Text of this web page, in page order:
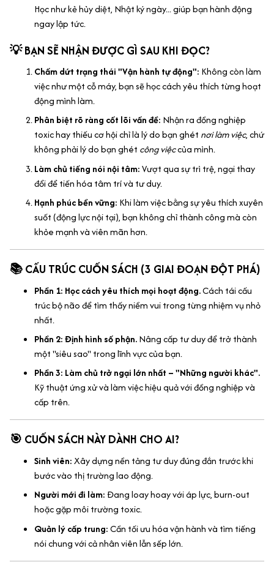
Học như kẻ hủy diệt, Nhật ký ngày... giúp bạn hành động
ngay lập tức.
💡 BẠN SẼ NHẬN ĐƯỢC GÌ SAU KHI ĐỌC?
Chấm dứt trạng thái "Vận hành tự động": Không còn làm
việc như một cỗ máy, bạn sẽ học cách yêu thích từng hoạt
động mình làm.
Phân biệt rõ ràng cốt lõi vấn đề: Nhận ra đồng nghiệp
toxic hay thiếu cơ hội chỉ là lý do bạn ghét nơi làm việc, chứ
không phải lý do bạn ghét công việccủa mình.
Làm chủ tiếng nói nội tâm:Vượt qua sự trì trệ, ngại thay
đổi để tiến hóa tâm trí và tư duy.
Hạnh phúc bền vững: Khi làm việc bằng sự yêu thích xuyên
suốt (động lực nội tại), bạn không chỉ thành công mà còn
khỏe mạnh và viên mãn hơn.
📚 CẤU TRÚC CUỐN SÁCH (3 GIAI ĐOẠN ĐỘT PHÁ)
Phần 1: Học cách yêu thích mọi hoạt động.Cách tái cấu
trúc bộ não để tìm thấy niềm vui trong từng nhiệm vụ nhỏ
nhất.
Phần 2: Định hình số phận.Nâng cấp tư duy để trở thành
một "siêu sao" trong lĩnh vực của bạn.
Phần 3: Làm chủ trở ngại lớn nhất – "Những người khác".
Kỹ thuật ứng xử và làm việc hiệu quả với đồng nghiệp và
cấp trên.
🎯 CUỐN SÁCH NÀY DÀNH CHO AI?
Sinh viên:Xây dựng nền tảng tư duy đúng đắn trước khi
bước vào thị trường lao động.
Người mới đi làm:Đang loay hoay với áp lực, burn-out
hoặc gặp môi trường toxic.
Quản lý cấp trung:Cần tối ưu hóa vận hành và tìm tiếng
nói chung với cả nhân viên lẫn sếp lớn.